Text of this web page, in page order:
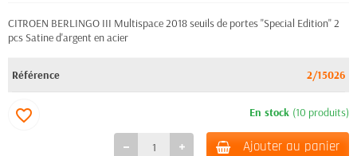
CITROEN BERLINGO III Multispace 2018 seuils de portes "Special Edition" 2
pcs Satine d'argent en acier
Référence 2/15026
En stock (10 produits)
Ajouter au panier
favorite_border